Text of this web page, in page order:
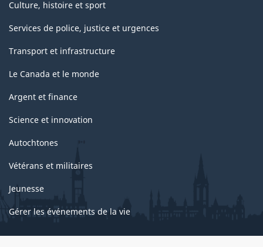
Culture, histoire et sport
Services de police, justice et urgences
Transport et infrastructure
Le Canada et le monde
Argent et finance
Science et innovation
Autochtones
Vétérans et militaires
Jeunesse
Gérer les événements de la vie